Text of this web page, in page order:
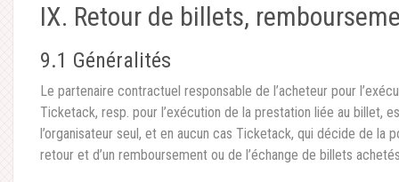
IX. Retour de billets,
9.1 Généralités
Le partenaire contractuel responsable de l’acheteur pour
Ticketack, resp. pour l’exécution de la prestation liée au billet,
l’organisateur seul, et en aucun cas Ticketack, qui décide de la
retour et d’un remboursement ou de l’échange de billets